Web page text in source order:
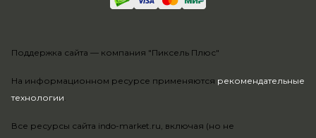
На информационном ресурсе применяются рекомендательные
технологии.
Все ресурсы сайта indo-market.ru, включая (но не
Поддержка сайта — компания "Пиксель Плюс"